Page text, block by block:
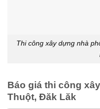
Thi công xây dựng nhà
Báo giá thi công
Thuột, Đăk Lăk